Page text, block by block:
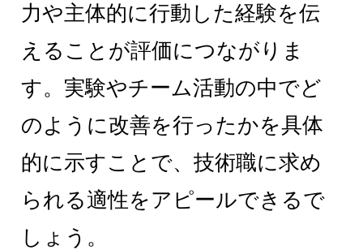
力や主体的に行動した経験を伝
えることが評価につながりま
す。実験やチーム活動の中でど
のように改善を行ったかを具体
的に示すことで、技術職に求め
られる適性をアピールできるで
しょう。